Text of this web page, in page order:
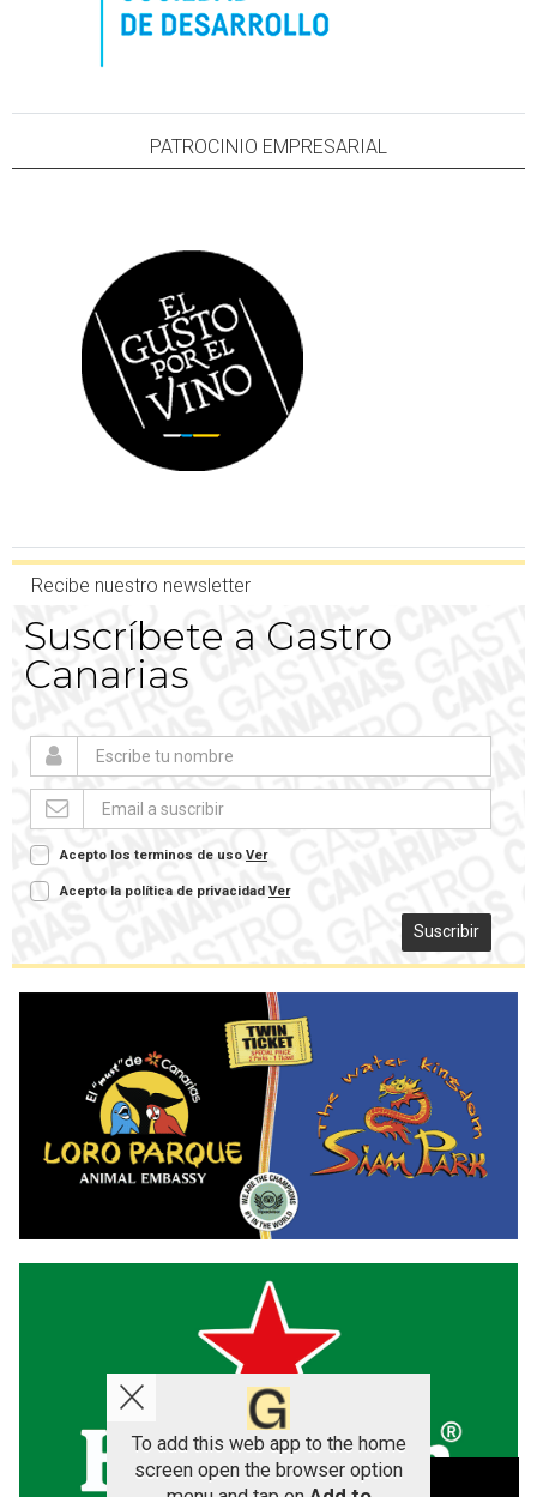
PATROCINIO EMPRESARIAL
Recibe nuestro newsletter
Suscríbete a Gastro
Canarias
Acepto los terminos de uso Ver
Acepto la política de privacidad Ver
Suscribir
To add this web app to the home
screen open the browser option
Aviso sobre el Uso de cookies: